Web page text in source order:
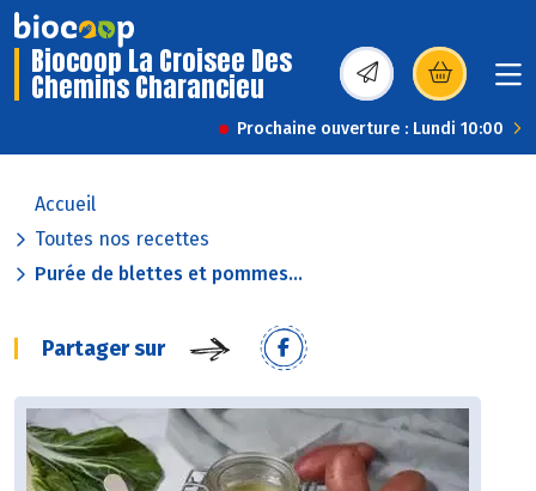
Biocoop La Croisee Des
Chemins Charancieu (s’ouvre dans une
Prochaine ouverture : Lundi 10:00
Accueil
Toutes nos recettes
Purée de blettes et pommes...
Partager sur